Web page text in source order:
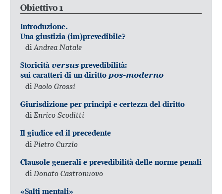
Obiettivo 1
Introduzione.
Una giustizia (im)prevedibile?
diAndrea Natale
Storicità versus prevedibilità:
sui caratteri di un diritto pos-moderno
di Paolo Grossi
Giurisdizione per principi e certezza del diritto
diEnrico Scoditti
Il giudice ed il precedente
diPietro Curzio
Clausole generali e prevedibilità delle norme penali
di Donato Castronuovo
«Salti mentali»